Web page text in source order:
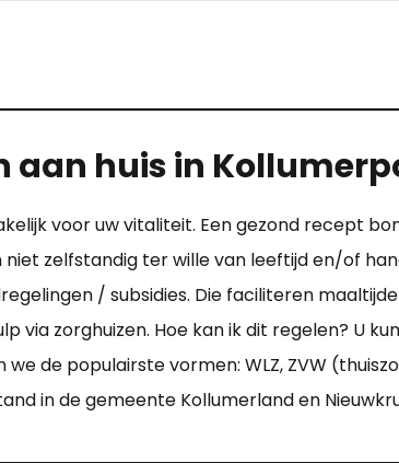
aan huis in
voor uw vitaliteit. Een gezond recept
zelfstandig ter wille van leeftijd en/of
/ subsidies. Die faciliteren
via zorghuizen. Hoe kan ik dit regelen? U
de populairste vormen: WLZ, ZVW
in de gemeente Kollumerland en